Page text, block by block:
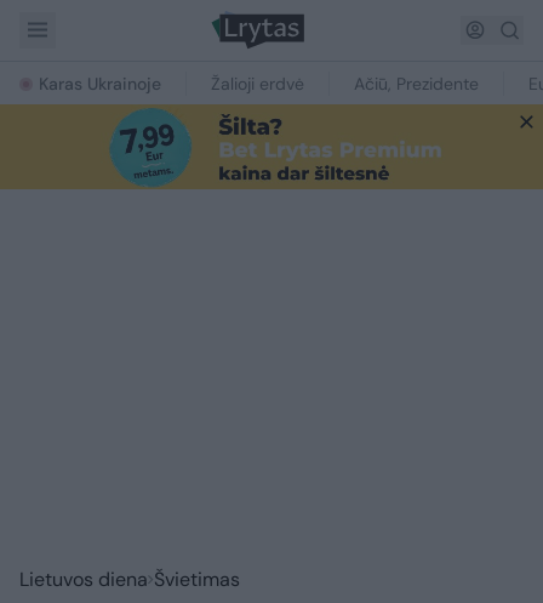
Karas Ukrainoje Žalioji erdvė Ačiū, Prezidente
Lietuvos diena Švietimas